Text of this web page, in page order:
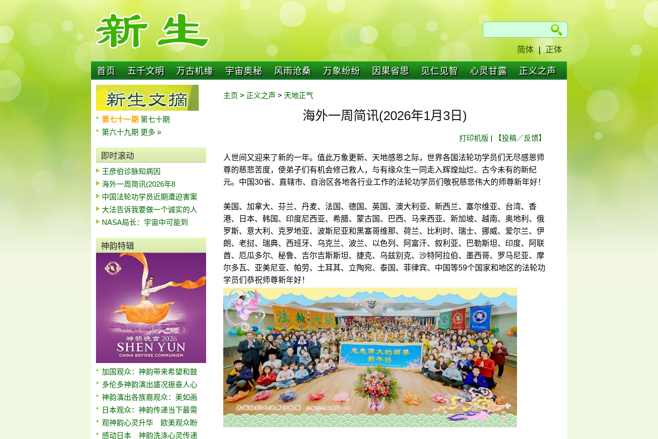
简体 | 正体
首页 五千文明 万古机缘 宇宙奥秘 风雨沧桑 万象纷纷 因果省思 见仁见智 心灵甘露 正义之声
第七十一期 第七十期
第六十九期 更多 »
即时滚动
王彦伯诊脉知病因
海外一周简讯(2026年8
中国法轮功学员近期遭迫害案
大法告诉我要做一个诚实的人
NASA局长：宇宙中可能到
神韵特辑
加国观众：神韵带来希望和鼓
多伦多神韵演出盛况振奋人心
神韵演出各族裔观众：美如画
日本观众：神韵传递当下最需
观神韵心灵升华 欧美观众盼
感动日本 神韵洗涤心灵传递
主页 > 正义之声 > 天地正气
海外一周简讯(2026年1月3日)
打印机版 | 【投稿／反馈】
人世间又迎来了新的一年。值此万象更新、天地感恩之际，世界各国法轮功学员们无尽感恩师
尊的慈悲苦度，使弟子们有机会修己救人，与有缘众生一同走入辉煌灿烂、古今未有的新纪
元。中国30省、直辖市、自治区各地各行业工作的法轮功学员们敬祝慈悲伟大的师尊新年好！
美国、加拿大、芬兰、丹麦、法国、德国、英国、澳大利亚、新西兰、塞尔维亚、台湾、香
港、日本、韩国、印度尼西亚、希腊、蒙古国、巴西、马来西亚、新加坡、越南、奥地利、俄
罗斯、意大利、克罗地亚、波斯尼亚和黑塞哥维那、荷兰、比利时、瑞士、挪威、爱尔兰、伊
朗、老挝、瑞典、西班牙、乌克兰、波兰、以色列、阿富汗、叙利亚、巴勒斯坦、印度、阿联
酋、厄瓜多尔、秘鲁、吉尔吉斯斯坦、捷克、乌兹别克、沙特阿拉伯、墨西哥、罗马尼亚、摩
尔多瓦、亚美尼亚、帕劳、土耳其、立陶宛、泰国、菲律宾、中国等59个国家和地区的法轮功
学员们恭祝师尊新年好！